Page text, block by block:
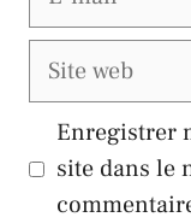
Site
Enregistrer
site dans le